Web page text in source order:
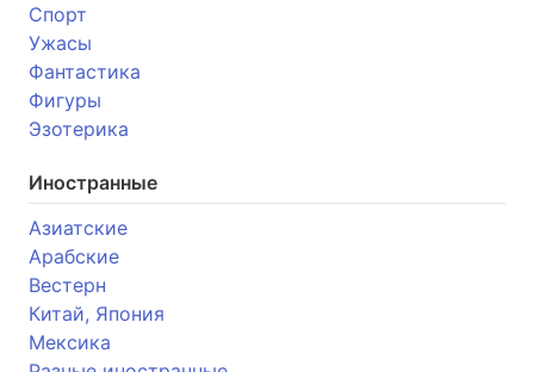
Спорт
Ужасы
Фантастика
Фигуры
Эзотерика
Иностранные
Азиатские
Арабские
Вестерн
Китай, Япония
Мексика